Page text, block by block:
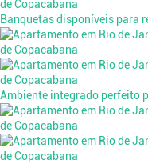
Banquetas disponíveis para
Ambiente integrado perfeito